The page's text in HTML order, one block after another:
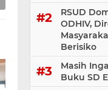
RSUD
ODHIV,
Berisiko
Masih
Buku SD